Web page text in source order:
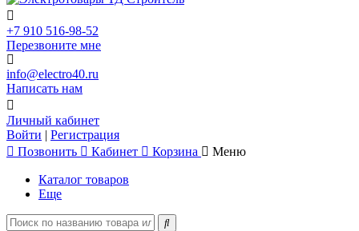
+7 910 516-98-52
Перезвоните мне
info@electro40.ru
Написать нам
Личный кабинет
Войти | Регистрация
Позвонить
Кабинет Корзина Меню
Каталог товаров
Еще